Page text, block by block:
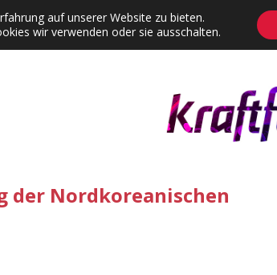
Contact Adventskalender Dropdown-Menü öffnen
der Nordkoreanischen
auf unserer Website zu bieten.
wir verwenden oder sie ausschalten.